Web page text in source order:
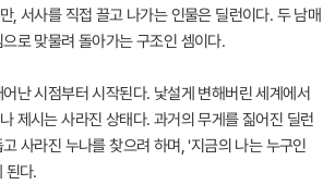
, 서사를 직접 끌고 나가는 인물은 딜런이다. 두 남매
로 맞물려 돌아가는 구조인 셈이다.
난 시점부터 시작된다. 낯설게 변해버린 세계에서
제시는 사라진 상태다. 과거의 무게를 짊어진 딜런
사라진 누나를 찾으려 하며, '지금의 나는 누구인
된다.